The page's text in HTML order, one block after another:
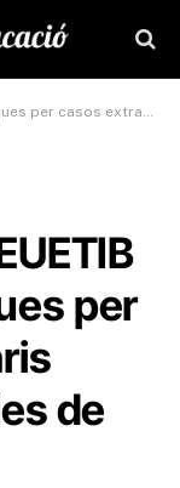
després de dos dies de vaga
per
de